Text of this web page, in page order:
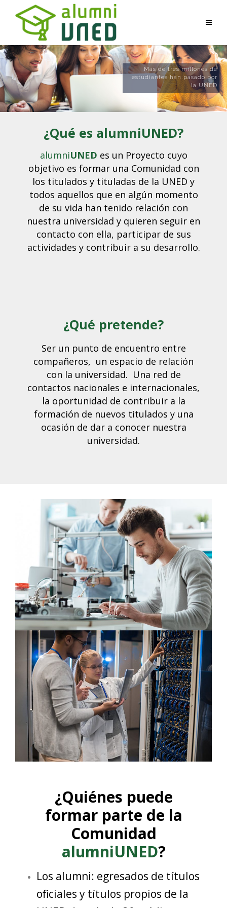
Más de tres millones de
estudiantes han pasado por
la UNED
¿Qué es alumniUNED?
alumniUNED es un Proyecto cuyo
objetivo es formar una Comunidad con
los titulados y tituladas de la UNED y
todos aquellos que en algún momento
de su vida han tenido relación con
nuestra universidad y quieren seguir en
contacto con ella, participar de sus
actividades y contribuir a su desarrollo.
¿Qué pretende?
Ser un punto de encuentro entre
compañeros, un espacio de relación
con la universidad. Una red de
contactos nacionales e internacionales,
la oportunidad de contribuir a la
formación de nuevos titulados y una
ocasión de dar a conocer nuestra
universidad.
¿Quiénes puede
formar parte de la
Comunidad
alumniUNED?
Los alumni: egresados de títulos
oficiales y títulos propios de la